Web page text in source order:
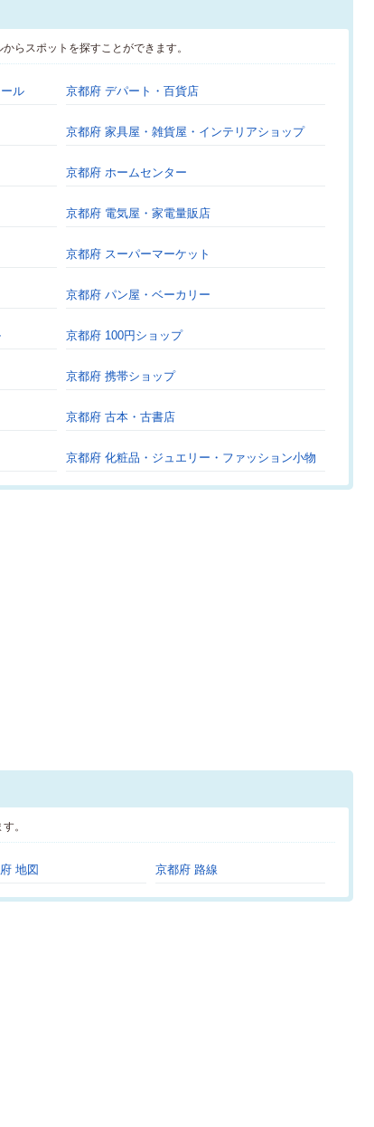
らスポットを探すことができます。
ル 京都府 デパート・百貨店
京都府 家具屋・雑貨屋・インテリアショップ
京都府 ホームセンター
京都府 電気屋・家電量販店
京都府 スーパーマーケット
京都府 パン屋・ベーカリー
京都府 100円ショップ
京都府 携帯ショップ
京都府 古本・古書店
京都府 化粧品・ジュエリー・ファッション小物
。
地図 京都府 路線